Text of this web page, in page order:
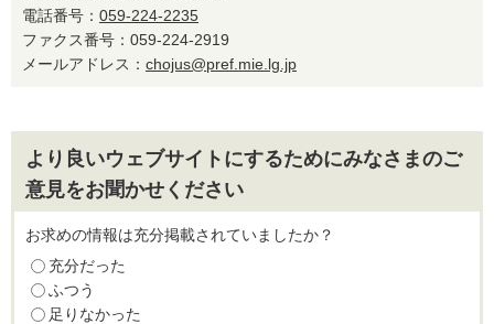
電話番号： 059-224-2235
ファクス番号：059-224-2919
メールアドレス： chojus@pref.mie.lg.jp
より良いウェブサイトにするためにみなさまのご
意見をお聞かせください
お求めの情報は充分掲載されていましたか？
充分だった
ふつう
足りなかった